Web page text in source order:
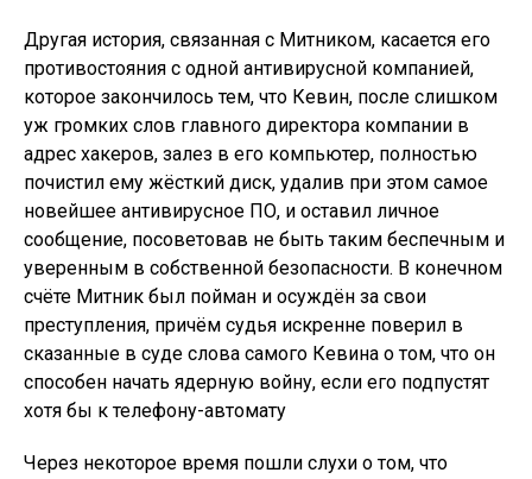
Другая история, связанная с Митником, касается его
противостояния с одной антивирусной компанией,
которое закончилось тем, что Кевин, после слишком
уж громких слов главного директора компании в
адрес хакеров, залез в его компьютер, полностью
почистил ему жёсткий диск, удалив при этом самое
новейшее антивирусное ПО, и оставил личное
сообщение, посоветовав не быть таким беспечным и
уверенным в собственной безопасности. В конечном
счёте Митник был пойман и осуждён за свои
преступления, причём судья искренне поверил в
сказанные в суде слова самого Кевина о том, что он
способен начать ядерную войну, если его подпустят
хотя бы к телефону-автомату
Через некоторое время пошли слухи о том, что